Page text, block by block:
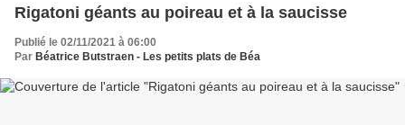
Rigatoni géants au poireau et à la saucisse
Publié le 02/11/2021 à 06:00
Par Béatrice Butstraen - Les petits plats de Béa